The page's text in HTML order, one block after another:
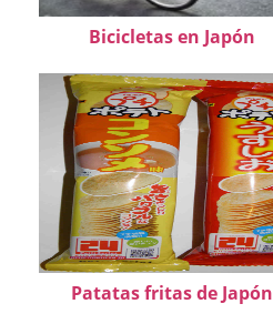
Bicicletas en Japón
Patatas fritas de Japón